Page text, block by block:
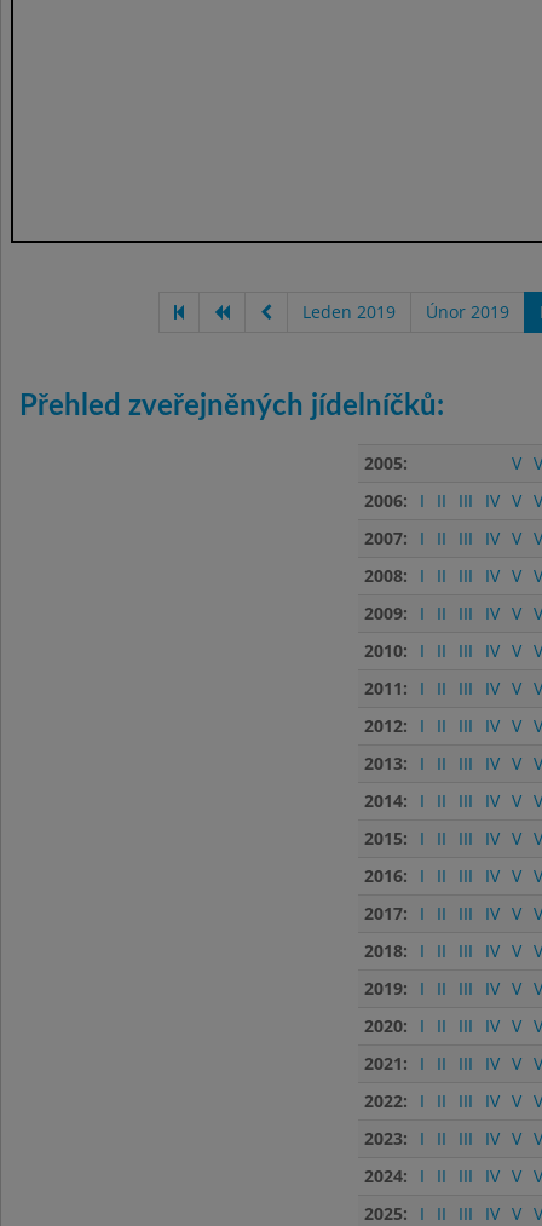
Leden 2019 Únor 2019
Přehled zveřejněných jídelníčků:
2005: V
2006:
I II III IV V
2007:
I II III IV V
2008:
I II III IV V
2009:
I II III IV V
2010:
I II III IV V
2011:
I II III IV V
2012:
I II III IV V
2013:
I II III IV V
2014:
I II III IV V
2015:
I II III IV V
2016:
I II III IV V
2017:
I II III IV V
2018:
I II III IV V
2019:
I II III IV V
2020:
I II III IV V
2021:
I II III IV V
2022:
I II III IV V
2023:
I II III IV V
2024:
I II III IV V
2025:
I II III IV V